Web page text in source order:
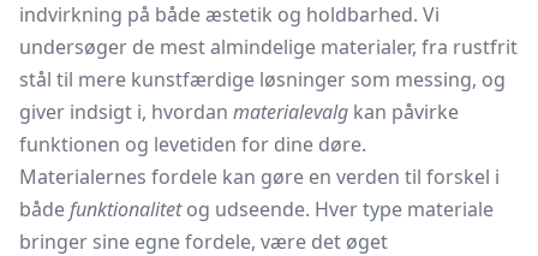
indvirkning på både æstetik og holdbarhed. Vi
undersøger de mest almindelige materialer, fra rustfrit
stål til mere kunstfærdige løsninger som messing, og
giver indsigt i, hvordan materialevalg kan påvirke
funktionen og levetiden for dine døre.
Materialernes fordele kan gøre en verden til forskel i
bådefunktionalitetog udseende. Hver type materiale
bringer sine egne fordele, være det øget